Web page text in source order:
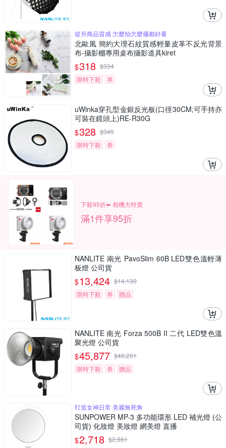
提升商品質感 怎麼拍怎麼擺都好看
北歐風 簡約大理石紋質感輕量皮革不反光背景
布-攝影棚專用桌布攝影道具kiret
$318 $334
限時下殺
券
uWinka穿孔型金銀反光板(口徑30CM;可手持亦
可裝在鏡頭上)RE-R30G
$328 $345
限時下殺
券
下殺95折⬅︎ 相機大特賣
滿1件享95折
NANLITE 南光 PavoSlim 60B LED雙色溫輕薄
板燈 公司貨
$13,424 $14,130
限時下殺
券 贈品
NANLITE 南光 Forza 500B II 二代 LED雙色溫
聚光燈 公司貨
$45,877 $48,291
限時下殺
券 贈品
打造女神日常 美麗無死角
SUNPOWER MP-3 多功能環形 LED 補光燈 (公
司貨) 化妝燈 美妝燈 網美燈 直播
$2,718 $2,861